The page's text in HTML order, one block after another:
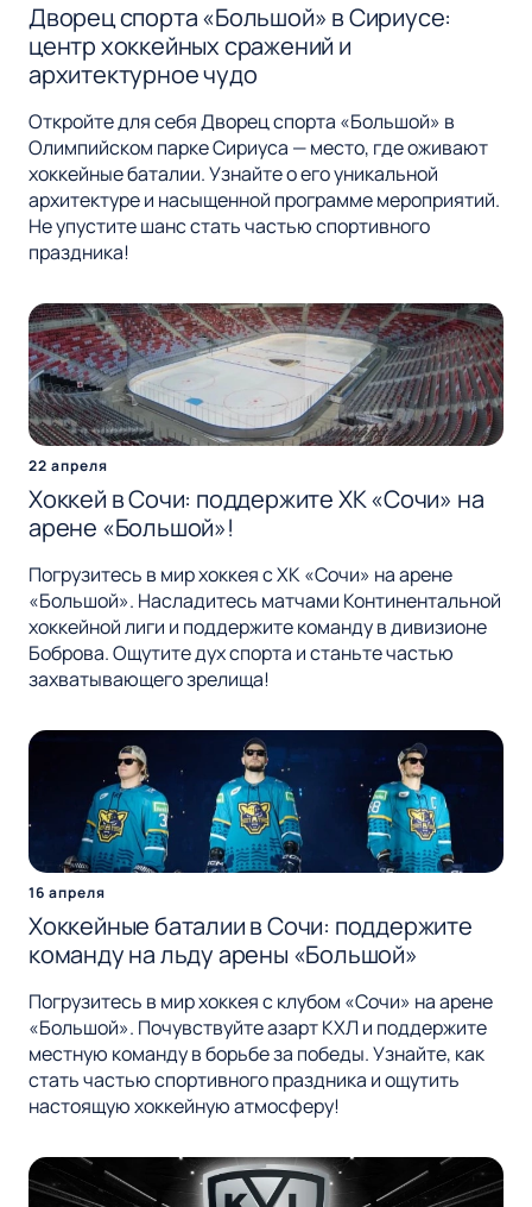
Дворец спорта «Большой» в Сириусе:
центр хоккейных сражений и
архитектурное чудо
Откройте для себя Дворец спорта «Большой» в
Олимпийском парке Сириуса — место, где оживают
хоккейные баталии. Узнайте о его уникальной
архитектуре и насыщенной программе мероприятий.
Не упустите шанс стать частью спортивного
праздника!
22 апреля
Хоккей в Сочи: поддержите ХК «Сочи» на
арене «Большой»!
Погрузитесь в мир хоккея с ХК «Сочи» на арене
«Большой». Насладитесь матчами Континентальной
хоккейной лиги и поддержите команду в дивизионе
Боброва. Ощутите дух спорта и станьте частью
захватывающего зрелища!
16 апреля
Хоккейные баталии в Сочи: поддержите
команду на льду арены «Большой»
Погрузитесь в мир хоккея с клубом «Сочи» на арене
«Большой». Почувствуйте азарт КХЛ и поддержите
местную команду в борьбе за победы. Узнайте, как
стать частью спортивного праздника и ощутить
настоящую хоккейную атмосферу!